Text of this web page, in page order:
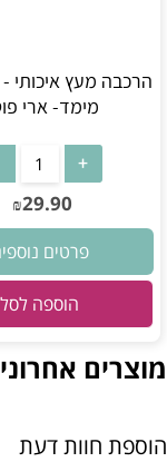
הרכבה מעץ איכותי
מימד- ארי
₪29.90
פרטים
הוספה לסל
מוצרים
הוספת חוות דעת